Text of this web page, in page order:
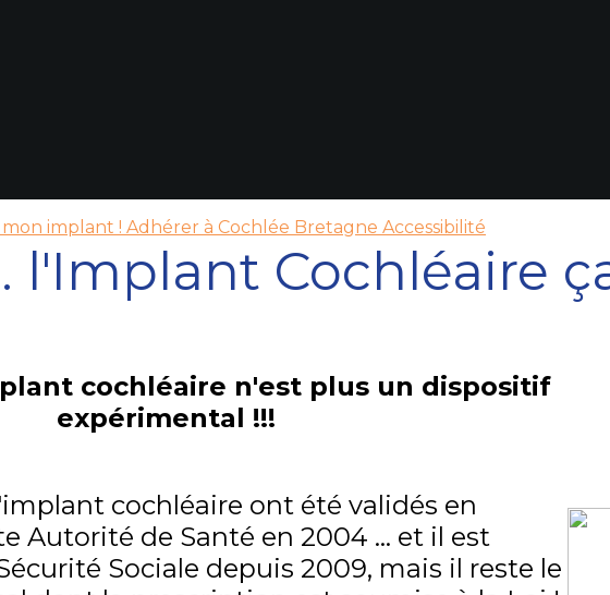
implant ! Adhérer à Cochlée Bretagne Accessibilité
l'Implant Cochléaire
cochléaire n'est plus un dispositif
expérimental !!!
cochléaire ont été validés en
Autorité de Santé en 2004 ... et il est
Sociale depuis 2009, mais il reste le